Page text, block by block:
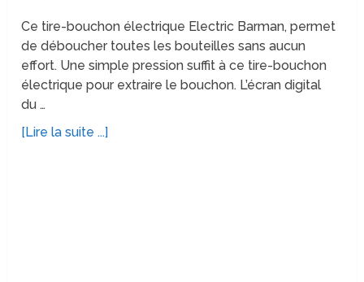
Ce tire-bouchon électrique Electric Barman, permet
de déboucher toutes les bouteilles sans aucun
effort. Une simple pression suffit à ce tire-bouchon
électrique pour extraire le bouchon. L’écran digital
du …
[Lire la suite ...]